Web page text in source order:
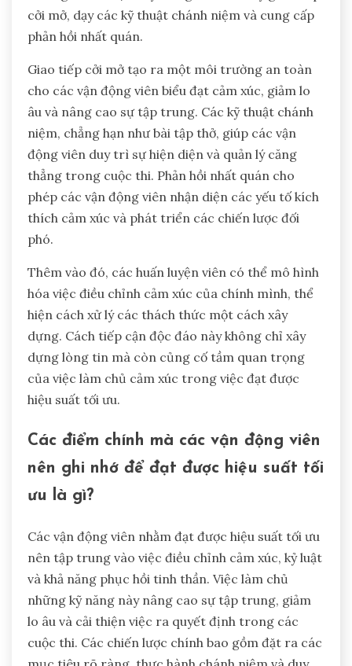
cởi mở, dạy các kỹ thuật chánh niệm và cung cấp
phản hồi nhất quán.
Giao tiếp cởi mở tạo ra một môi trường an toàn
cho các vận động viên biểu đạt cảm xúc, giảm lo
âu và nâng cao sự tập trung. Các kỹ thuật chánh
niệm, chẳng hạn như bài tập thở, giúp các vận
động viên duy trì sự hiện diện và quản lý căng
thẳng trong cuộc thi. Phản hồi nhất quán cho
phép các vận động viên nhận diện các yếu tố kích
thích cảm xúc và phát triển các chiến lược đối
phó.
Thêm vào đó, các huấn luyện viên có thể mô hình
hóa việc điều chỉnh cảm xúc của chính mình, thể
hiện cách xử lý các thách thức một cách xây
dựng. Cách tiếp cận độc đáo này không chỉ xây
dựng lòng tin mà còn củng cố tầm quan trọng
của việc làm chủ cảm xúc trong việc đạt được
hiệu suất tối ưu.
Các điểm chính mà các vận động viên
nên ghi nhớ để đạt được hiệu suất tối
ưu là gì?
Các vận động viên nhằm đạt được hiệu suất tối ưu
nên tập trung vào việc điều chỉnh cảm xúc, kỷ luật
và khả năng phục hồi tinh thần. Việc làm chủ
những kỹ năng này nâng cao sự tập trung, giảm
lo âu và cải thiện việc ra quyết định trong các
cuộc thi. Các chiến lược chính bao gồm đặt ra các